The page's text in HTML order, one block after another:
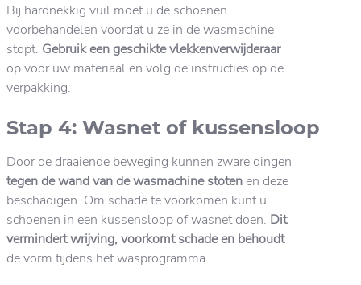
Bij hardnekkig vuil moet u de schoenen
voorbehandelen voordat u ze in de wasmachine
stopt. Gebruik een geschikte vlekkenverwijderaar
op voor uw materiaal en volg de instructies op de
verpakking.
Stap 4: Wasnet of kussensloop
Door de draaiende beweging kunnen zware dingen
tegen de wand van de wasmachine stotenen deze
beschadigen. Om schade te voorkomen kunt u
schoenen in een kussensloop of wasnet doen. Dit
vermindert wrijving, voorkomt schade en behoudt
de vorm tijdens het wasprogramma.